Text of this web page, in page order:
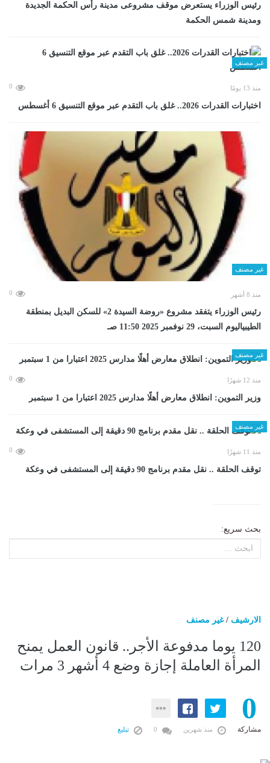
رئيس الوزراء يستعرض موقف مشروعى مدينة رأس الحكمة الجديدة
ومدينة شمس الحكمة
غير مصنف
منذ 13 يومًا 0
اختبارات القدرات 2026.. غلق باب التقدم عبر موقع التنسيق 6 أغسطس
غير مصنف
منذ 8 أشهر 0
رئيس الوزراء يتفقد مشروع «روضة السيدة 2» للسكن البديل بمنطقة
الطيبياليوم السبت، 29 نوفمبر 2025 11:50 صـ
غير مصنف
منذ 12 شهرًا 0
وزير التموين: انطلاق معارض أهلًا مدارس 2025 اعتبارا من 1 سبتمبر
غير مصنف
منذ 11 شهرًا 0
توقف الحلقة .. نقل مقدم برنامج 90 دقيقة إلى المستشفى في وعكة
بحث سريع:
الارشيف /غير مصنف
120 يوما مدفوعة الأجر.. قانون العمل يمنح
المرأة العاملة إجازة وضع 4 أشهر 3 مرات
0
مشاركة منذ شهرين تبليغ